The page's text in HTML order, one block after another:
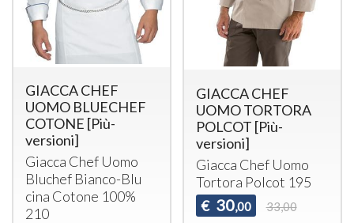
GIACCA CHEF
UOMO BLUECHEF
COTONE [Più-
versioni]
Giacca Chef Uomo
Bluchef Bianco-Blu
cina Cotone 100%
210
GIACCA CHEF
UOMO TORTORA
POLCOT [Più-
versioni]
Giacca Chef Uomo
Tortora Polcot 195
€ 30,00 33,00